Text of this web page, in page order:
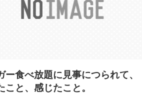
ー食べ放題に見事につられて、
こと、感じたこと。